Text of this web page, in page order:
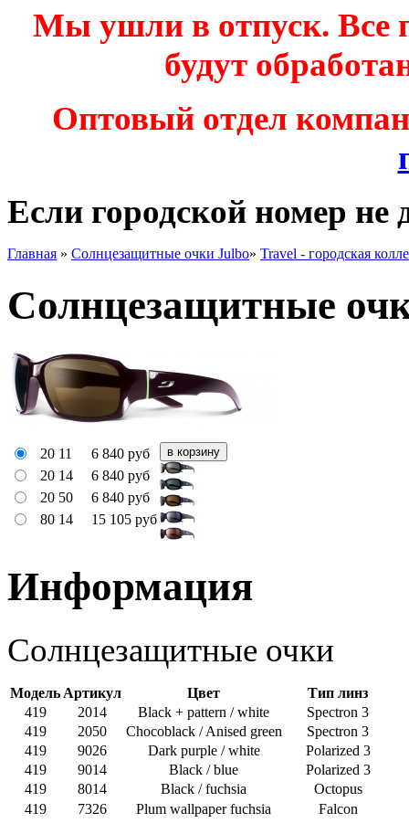
Мы ушли в отпуск. Все
будут
Оптовый отдел
Если городской номер не
Главная » Солнцезащитные очки Julbo» Travel - городская
Солнцезащитные
20 11 6 840 руб
20 14
6 840 руб
20 50
6 840 руб
80 14
15 105 руб
Информация
Солнцезащитные очки
Модель Артикул Цвет
Тип линз
419
2014 Black + pattern / white
Spectron 3
419
2050 Chocoblack / Anised green
Spectron 3
419
9026 Dark purple / white
Polarized 3
419
9014 Black / blue
Polarized 3
419
8014 Black / fuchsia
Octopus
419
7326 Plum wallpaper fuchsia Falcon